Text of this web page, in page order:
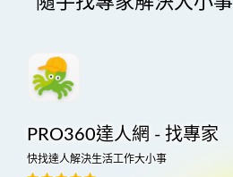
PRO360達人網 - 找專家
快找達人解決生活工作大小事